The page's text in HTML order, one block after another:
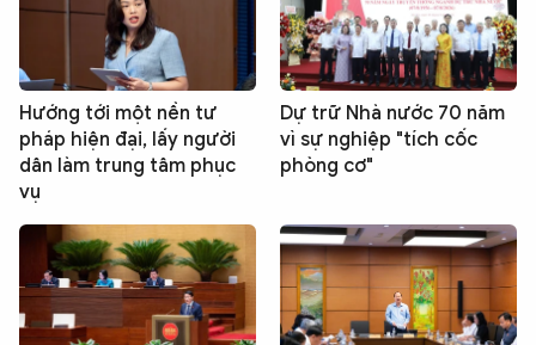
Hướng tới một nền tư
pháp hiện đại, lấy người
dân làm trung tâm phục
vụ
Dự trữ Nhà nước 70 năm
vì sự nghiệp "tích cốc
phòng cơ"